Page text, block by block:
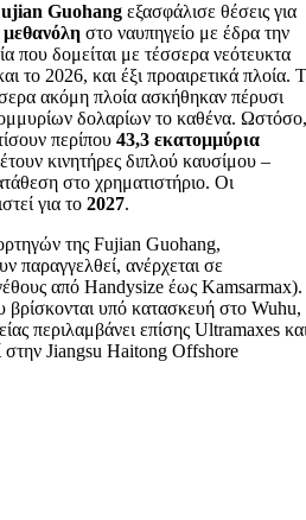
Guohang εξασφάλισε θέσεις για
μεθανόλη στο ναυπηγείο με έδρα την
που δομείται με τέσσερα νεότευκτα
το 2026, και έξι προαιρετικά πλοία.
ακόμη πλοία ασκήθηκαν πέρυσι
δολαρίων το καθένα.
περίπου43,3 εκατομμύρια
κινητήρες διπλού καυσίμου –
στο χρηματιστήριο. Οι
για το2027.
της Fujian Guohang,
παραγγελθεί, ανέρχεται σε
από Handysize έως Kamsarmax).
βρίσκονται υπό κατασκευή στο Wuhu,
περιλαμβάνει επίσης Ultramaxes
στην Jiangsu Haitong Offshore